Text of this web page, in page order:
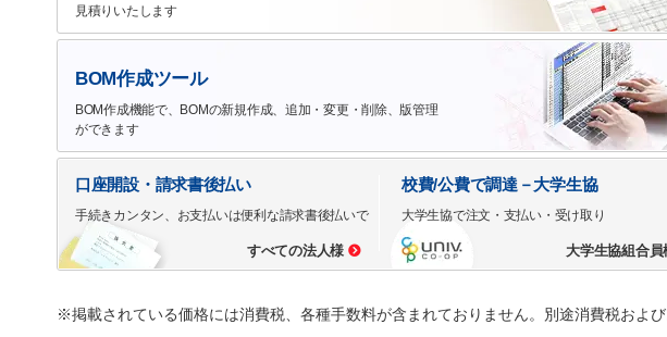
見積りいたします
BOM作成ツール
BOM作成機能で、BOMの新規作成、追加・変更・削除、版管理
ができます
口座開設・請求書後払い
手続きカンタン、お支払いは便利な請求書後払いで
すべての法人様
校費/公費で調達－大学生協
大学生協で注文・支払い・受け取り
大学生協組合員
※掲載されている価格には消費税、各種手数料が含まれておりません。別途消費税およ